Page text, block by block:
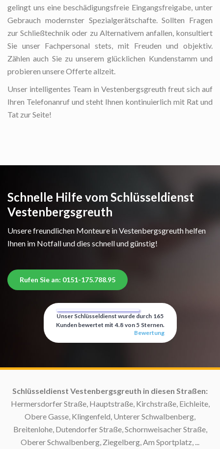
gelingt uns eine beschädigungsfreie Eingangsfreigabe, unter
Gebrauch modernster Spezialgerätschafte. Sollten Fragen
zur Schließtechnik oder zu Alternativem anfallen, konsultiert
Sie unser Fachpersonal stets, mit Freuden und objektiv.
Zählen auch Sie zu unserem glücklichen Kundenstamm und
probieren unsere Offerte allzeit.
Unser intelligentes Team in Vestenbergsgreuth freut sich auf
Ihren Telefonanruf und steht Ihnen kontinuierlich mit Rat und
Tat zur Seite!
Schnelle Hilfe vom Schlüsseldienst
Vestenbergsgreuth
Unsere freundlichen Monteure in Vestenbergsgreuth helfen
Ihnen im Notfall und dies schnell und günstig!
Rufen Sie an: 0151-175.788.95
Unser Schlüsseldienst wurde durch 165
Kunden bewertet mit 4.8 von 5 Sternen.
Bewertung
Schlüsseldienst Vestenbergsgreuth in diesen Straßen:
Hermersdorfer Straße, Hauptstraße, Kirchstraße, Eichleite,
Obere Gasse, Klingenfeld, Unterer Schwalbenberg,
Breitenlohe, Dutendorfer Straße, Schornweisacher Straße,
Oberer Schwalbenberg, Ziegelberg, Am Sportplatz, ...